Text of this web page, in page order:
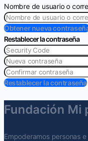
Nombre de usuario o
Obtener nueva
Restablecer la contraseña
Restablecer la contraseña
Fundación Mi
Empoderamos personas